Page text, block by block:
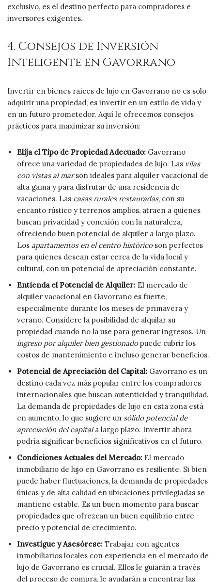
exclusivo, es el destino perfecto para compradores e
inversores exigentes.
4. Consejos de Inversión
Inteligente en Gavorrano
Invertir en bienes raíces de lujo en Gavorrano no es solo
adquirir una propiedad, es invertir en un estilo de vida y
en un futuro prometedor. Aquí le ofrecemos consejos
prácticos para maximizar su inversión:
Elija el Tipo de Propiedad Adecuado: Gavorrano
ofrece una variedad de propiedades de lujo. Las vilas
con vistas al marson ideales para alquiler vacacional de
alta gama y para disfrutar de una residencia de
vacaciones. Las casas rurales restauradas, con su
encanto rústico y terrenos amplios, atraen a quienes
buscan privacidad y conexión con la naturaleza,
ofreciendo buen potencial de alquiler a largo plazo.
Los apartamentos en el centro históricoson perfectos
para quienes desean estar cerca de la vida local y
cultural, con un potencial de apreciación constante.
Entienda el Potencial de Alquiler: El mercado de
alquiler vacacional en Gavorrano es fuerte,
especialmente durante los meses de primavera y
verano. Considere la posibilidad de alquilar su
propiedad cuando no la use para generar ingresos. Un
ingreso por alquiler bien gestionadopuede cubrir los
costos de mantenimiento e incluso generar beneficios.
Potencial de Apreciación del Capital: Gavorrano es un
destino cada vez más popular entre los compradores
internacionales que buscan autenticidad y tranquilidad.
La demanda de propiedades de lujo en esta zona está
en aumento, lo que sugiere un sólido potencial de
apreciación del capitala largo plazo. Invertir ahora
podría significar beneficios significativos en el futuro.
Condiciones Actuales del Mercado: El mercado
inmobiliario de lujo en Gavorrano es resiliente. Si bien
puede haber fluctuaciones, la demanda de propiedades
únicas y de alta calidad en ubicaciones privilegiadas se
mantiene estable. Es un buen momento para buscar
propiedades que ofrezcan un buen equilibrio entre
precio y potencial de crecimiento.
Investigue y Asesórese: Trabajar con agentes
inmobiliarios locales con experiencia en el mercado de
lujo de Gavorrano es crucial. Ellos le guiarán a través
del proceso de compra, le ayudarán a encontrar las